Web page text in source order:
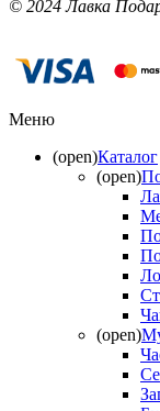
© 2024 Лавка
Меню
(open)Каталог
(open)
(open)